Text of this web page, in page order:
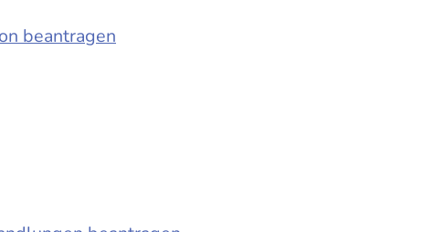
beantragen